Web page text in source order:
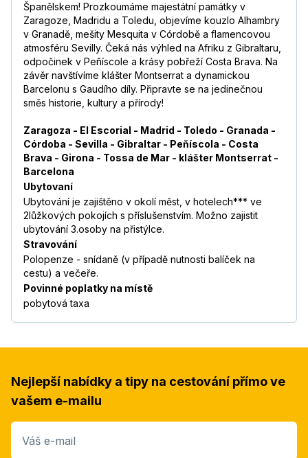
Španělskem! Prozkoumáme majestátní památky v
Zaragoze, Madridu a Toledu, objevíme kouzlo Alhambry
v Granadě, mešity Mesquita v Córdobě a flamencovou
atmosféru Sevilly. Čeká nás výhled na Afriku z Gibraltaru,
odpočinek v Peñíscole a krásy pobřeží Costa Brava. Na
závěr navštívíme klášter Montserrat a dynamickou
Barcelonu s Gaudího díly. Připravte se na jedinečnou
směs historie, kultury a přírody!
Zaragoza - El Escorial - Madrid - Toledo - Granada -
Córdoba - Sevilla - Gibraltar - Peňíscola - Costa
Brava - Girona - Tossa de Mar - klášter Montserrat -
Barcelona
Ubytovaní
Ubytování je zajištěno v okolí měst, v hotelech*** ve
2lůžkových pokojích s příslušenstvím. Možno zajistit
ubytování 3.osoby na přistýlce.
Stravování
Polopenze - snídaně (v případě nutnosti balíček na
cestu) a večeře.
Povinné poplatky na místě
pobytová taxa
Nejlepší nabídky a tipy na cestování přímo ve
vašem e-mailu
Váš e-mail